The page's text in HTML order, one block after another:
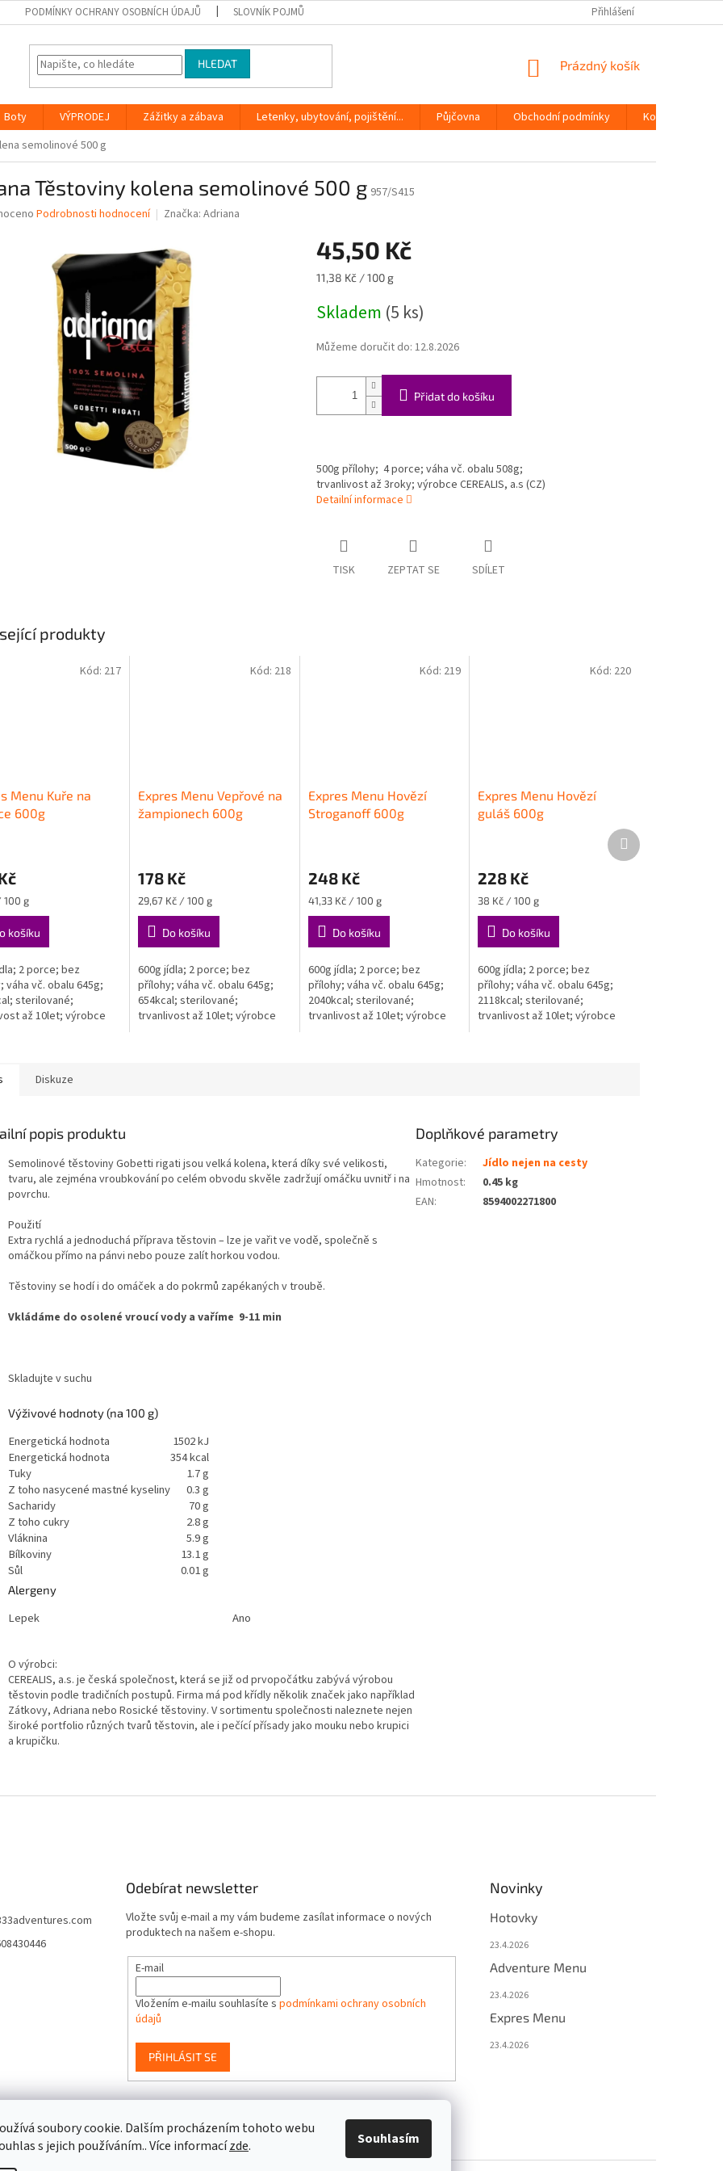
soubory cookie. Dalším procházením tohoto webu
s jejich používáním.. Více informacízde. Souhlasím
PODMÍNKY OCHRANY OSOBNÍCH ÚDAJŮ SLOVNÍK POJMŮ Přihlášení
HLEDAT
NÁKUPNÍ
Prázdný košík
Boty VÝPRODEJ Zážitky a zábava Letenky, ubytování, pojištění... Půjčovna Obchodní podmínky
Kontakty
semolinové 500 g
Těstoviny kolena semolinové 500 g 957/S415
Podrobnosti hodnocení Značka: Adriana
45,50 Kč
Měrná
11,38 Kč / 100 g
Skladem (5 ks)
Můžeme doručit do: 12.8.2026
Přidat do košíku
500g přílohy; 4 porce; váha vč. obalu 508g;
trvanlivost až 3roky; výrobce CEREALIS, a.s (CZ)
Detailní informace
TISK ZEPTAT SE SDÍLET
produkty
Menu Kuře na
600g
100 g
košíku
2 porce; bez
váha vč. obalu 645g;
sterilované;
až 10let; výrobce
Kód: 217
Expres Menu Vepřové na
žampionech 600g
178 Kč
Měrná
cena:
29,67 Kč / 100 g
Do košíku
600g jídla; 2 porce; bez
přílohy; váha vč. obalu 645g;
654kcal; sterilované;
trvanlivost až 10let; výrobce
Kód: 218
Expres Menu Hovězí
Stroganoff 600g
248 Kč
Měrná
cena:
41,33 Kč / 100 g
Do košíku
600g jídla; 2 porce; bez
přílohy; váha vč. obalu 645g;
2040kcal; sterilované;
trvanlivost až 10let; výrobce
Kód: 219
Expres Menu Hovězí
guláš 600g
228 Kč
Měrná
cena:
38 Kč / 100 g
Do košíku
600g jídla; 2 porce; bez
přílohy; váha vč. obalu 645g;
2118kcal; sterilované;
trvanlivost až 10let; výrobce
Kód: 220
Další
produkt
Diskuze
popis produktu
Semolinové těstoviny Gobetti rigati jsou velká kolena, která díky své velikosti,
tvaru, ale zejména vroubkování po celém obvodu skvěle zadržují omáčku uvnitř i na
povrchu.
Použití
Extra rychlá a jednoduchá příprava těstovin – lze je vařit ve vodě, společně s
omáčkou přímo na pánvi nebo pouze zalít horkou vodou.
Těstoviny se hodí i do omáček a do pokrmů zapékaných v troubě.
Vkládáme do osolené vroucí vody a vaříme 9-11 min
Skladujte v suchu
Výživové hodnoty (na 100 g)
Energetická hodnota
1502 kJ
Energetická hodnota
354 kcal
Tuky
1.7 g
Z toho nasycené mastné kyseliny
0.3 g
Sacharidy
70 g
Z toho cukry
2.8 g
Vláknina
5.9 g
Bílkoviny
13.1 g
Sůl
0.01 g
Alergeny
Lepek Ano
O výrobci:
CEREALIS, a.s. je česká společnost, která se již od prvopočátku zabývá výrobou
těstovin podle tradičních postupů. Firma má pod křídly několik značek jako například
Zátkovy, Adriana nebo Rosické těstoviny. V sortimentu společnosti naleznete nejen
široké portfolio různých tvarů těstovin, ale i pečící přísady jako mouku nebo krupici
a krupičku.
Doplňkové parametry
Kategorie:
Jídlo nejen na cesty
Hmotnost:
0.45 kg
EAN: 8594002271800
Odebírat newsletter
Vložte svůj e-mail a my vám budeme zasílat informace o nových
produktech na našem e-shopu.
E-mail
Vložením e-mailu souhlasíte s podmínkami ochrany osobních
údajů
PŘIHLÁSIT SE
Novinky
Hotovky
23.4.2026
Adventure Menu
23.4.2026
Expres Menu
23.4.2026
event333